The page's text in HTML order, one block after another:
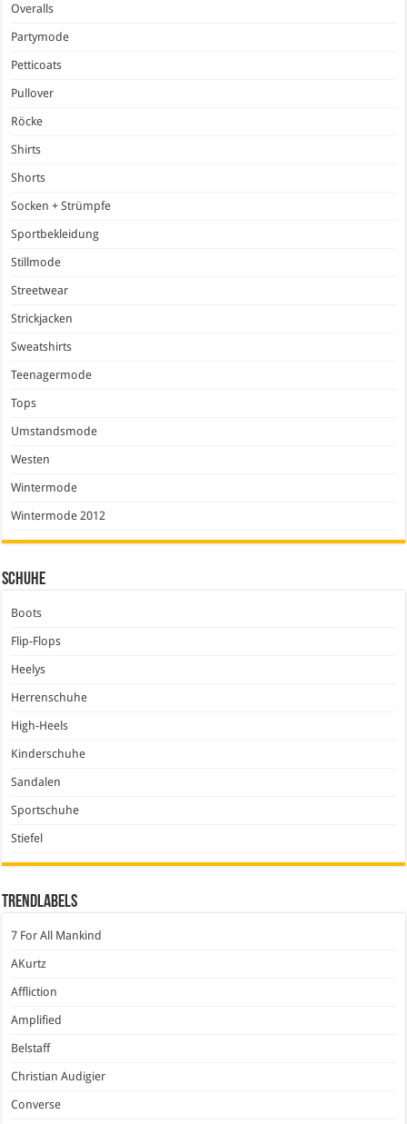
Overalls
Partymode
Petticoats
Pullover
Röcke
Shirts
Shorts
Socken + Strümpfe
Sportbekleidung
Stillmode
Streetwear
Strickjacken
Sweatshirts
Teenagermode
Tops
Umstandsmode
Westen
Wintermode
Wintermode 2012
Schuhe
Boots
Flip-Flops
Heelys
Herrenschuhe
High-Heels
Kinderschuhe
Sandalen
Sportschuhe
Stiefel
Trendlabels
7 For All Mankind
AKurtz
Affliction
Amplified
Belstaff
Christian Audigier
Converse